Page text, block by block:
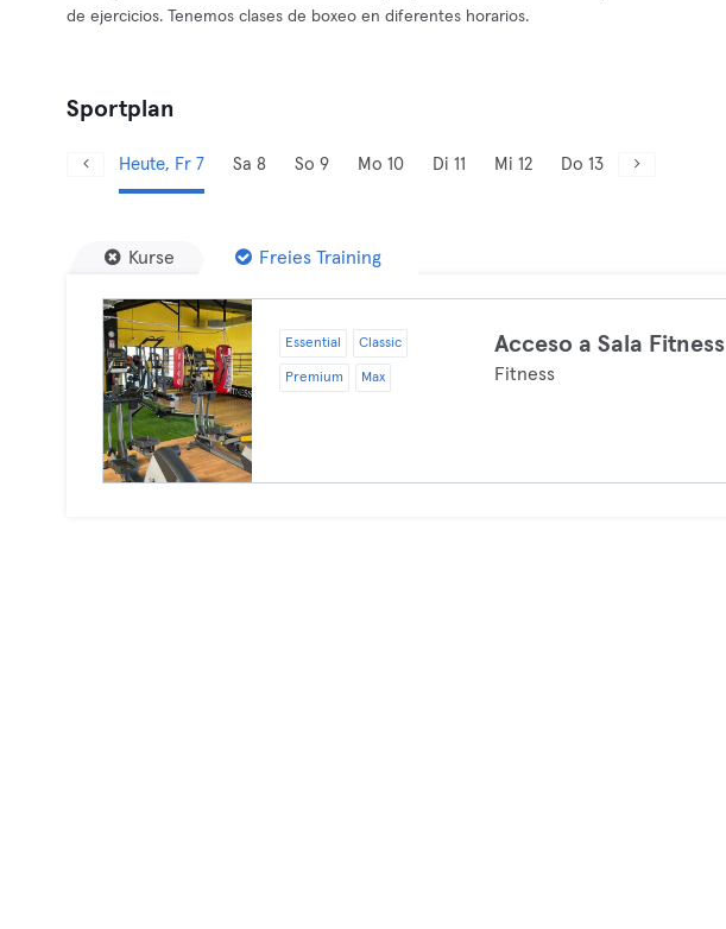
de ejercicios. Tenemos clases de boxeo en diferentes horarios.
Sportplan
Heute, Fr 7 Sa 8 So 9 Mo 10 Di 11 Mi 12 Do 13
Kurse Freies Training
Essential Classic
Premium Max
Acceso a Sala Fitness
Fitness